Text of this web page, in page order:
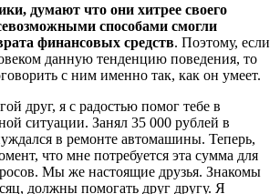
думают что они хитрее своего
способами смогли
финансовых средств. Поэтому, если
данную тенденцию поведения, то
с ним именно так, как он умеет.
друг, я с радостью помог тебе в
ситуации. Занял 35 000 рублей в
в ремонте автомашины. Теперь,
что мне потребуется эта сумма для
Мы же настоящие друзья. Знакомы
должны помогать друг другу. Я